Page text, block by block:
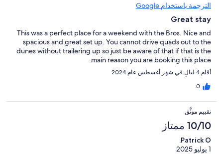
الترجمة باستخدام Google
Great stay
This was a perfect place for a weekend with the Bros. Nice and
spacious and great set up. You cannot drive quads out to the
dunes without trailering up so just be aware of that if that is the
main reason you are booking this place.
أقام 4 ليالٍ في شهر أغسطس عام 2024
0
تقييم موثَّق
10/10 ممتاز
Patrick O.
1 يوليو 2025